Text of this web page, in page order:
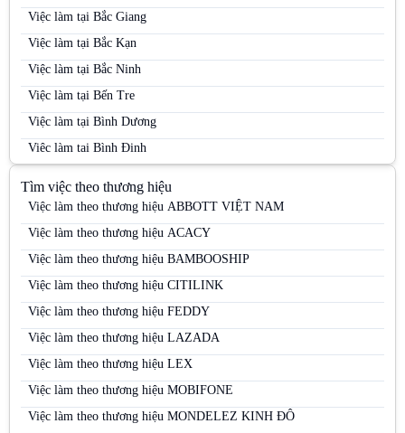
Việc làm tại Bắc Giang
Việc làm tại Bắc Kạn
Việc làm tại Bắc Ninh
Việc làm tại Bến Tre
Việc làm tại Bình Dương
Việc làm tại Bình Định
Việc làm tại Bình Thuận
Việc làm tại Cà Mau
Việc làm tại Cao Bằng
Việc làm tại Cần Thơ
Việc làm tại Đà Nẵng
Việc làm tại Đắk Lắk
Việc làm tại Đắk Nông
Việc làm tại Điện Biên
Việc làm tại Đồng Nai
Tìm việc theo thương hiệu
Việc làm theo thương hiệu ABBOTT VIỆT NAM
Việc làm theo thương hiệu ACACY
Việc làm theo thương hiệu BAMBOOSHIP
Việc làm theo thương hiệu CITILINK
Việc làm theo thương hiệu FEDDY
Việc làm theo thương hiệu LAZADA
Việc làm theo thương hiệu LEX
Việc làm theo thương hiệu MOBIFONE
Việc làm theo thương hiệu MONDELEZ KINH ĐÔ